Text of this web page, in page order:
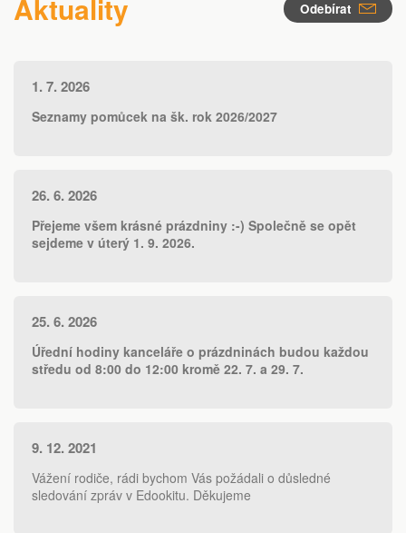
Aktuality Odebírat
1. 7. 2026
Seznamy pomůcek na šk. rok 2026/2027
26. 6. 2026
Přejeme všem krásné prázdniny :-) Společně se opět
sejdeme v úterý 1. 9. 2026.
25. 6. 2026
Úřední hodiny kanceláře o prázdninách budou každou
středu od 8:00 do 12:00 kromě 22. 7. a 29. 7.
9. 12. 2021
Vážení rodiče, rádi bychom Vás požádali o důsledné
sledování zpráv v Edookitu. Děkujeme